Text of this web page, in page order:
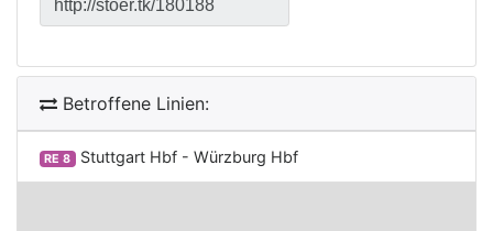
Betroffene Linien:
RE 8 Stuttgart Hbf - Würzburg Hbf